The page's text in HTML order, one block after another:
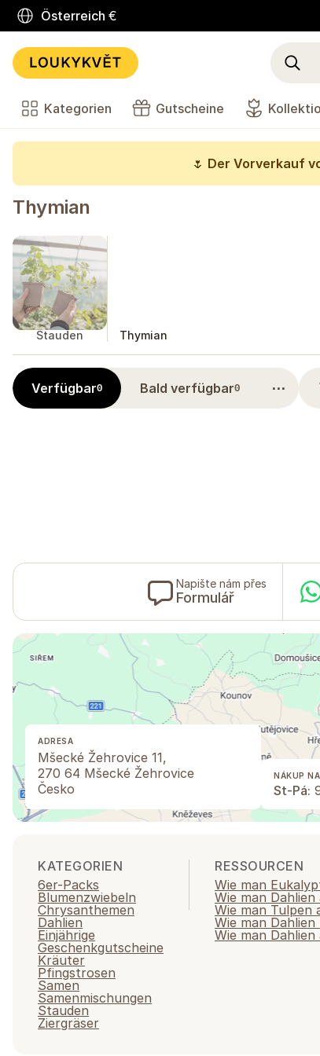
Österreich €
Kategorien Gutscheine
🌷 Der Vorverkauf
Thymian
Stauden Thymian
Verfügbar0 Bald verfügbar0 ⋯
Napište nám přes
Formulář
ADRESA
Mšecké Žehrovice 11,
270 64 Mšecké Žehrovice
Česko
NÁKUP
St-Pá:
KATEGORIEN
6er-Packs
Blumenzwiebeln
Chrysanthemen
Dahlien
Einjährige
Geschenkgutscheine
Kräuter
Pfingstrosen
Samen
Samenmischungen
Stauden
Ziergräser
RESSOURCEN
Wie man
Wie man
Wie man Tulpen
Wie man Dahlien
Wie man